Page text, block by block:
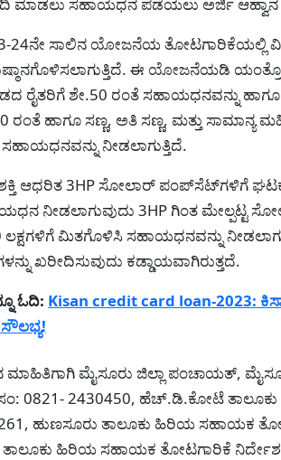
24ನೇ ಸಾಲಿನ ಯೋಜನೆಯ ತೋಟಗಾರಿಕೆಯಲ್ಲಿ
ಈ ಯೋಜನೆಯಡಿ
ರೈತರಿಗೆ ಶೇ.50 ರಂತೆ ಸಹಾಯಧನವನ್ನು
ರಂತೆ ಹಾಗೂ ಸಣ್ಣ, ಅತಿ ಸಣ್ಣ, ಮತ್ತು ಸಾಮಾನ್ಯ
ನೀಡಲಾಗುತ್ತಿದೆ.
ಆಧರಿತ 3HP ಸೋಲಾರ್ ಪಂಪ್‌ಸೆಟ್‌ಗಳಿಗೆ ಘಟಕ
ನೀಡಲಾಗುವುದು 3HP ಗಿಂತ ಮೇಲ್ಪಟ್ಟ
ಲಕ್ಷಗಳಿಗೆ ಮಿತಗೊಳಿಸಿ ಸಹಾಯಧನವನ್ನು
ಖರೀದಿಸುವುದು ಕಡ್ಡಾಯವಾಗಿರುತ್ತದೆ.
ಓದಿ: Kisan credit card loan-2023:
ಮಾಹಿತಿಗಾಗಿ ಮೈಸೂರು ಜಿಲ್ಲಾ ಪಂಚಾಯತ್,
0821- 2430450, ಹೆಚ್.ಡಿ.ಕೋಟೆ
ಹುಣಸೂರು ತಾಲೂಕು ಹಿರಿಯ ಸಹಾಯಕ
ತಾಲೂಕು ಹಿರಿಯ ಸಹಾಯಕ ತೋಟಗಾರಿಕೆ